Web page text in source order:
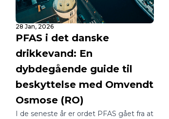
28 Jan, 2026
PFAS i det danske
drikkevand: En
dybdegående guide til
beskyttelse med Omvendt
Osmose (RO)
I de seneste år er ordet PFAS gået fra at